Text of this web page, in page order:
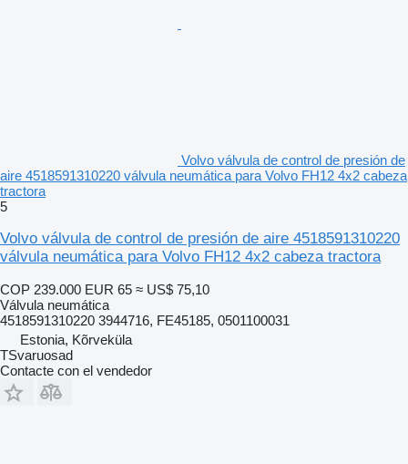
Volvo válvula de control de presión de
aire 4518591310220 válvula neumática para Volvo FH12 4x2 cabeza
tractora
5
Volvo válvula de control de presión de aire 4518591310220
válvula neumática para Volvo FH12 4x2 cabeza tractora
COP 239.000 EUR 65 ≈ US$ 75,10
Válvula neumática
4518591310220 3944716, FE45185, 0501100031
Estonia, Kõrveküla
TSvaruosad
Contacte con el vendedor